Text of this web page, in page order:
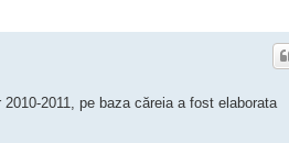
2011, pe baza căreia a fost elaborata